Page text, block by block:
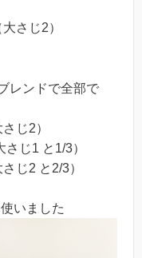
さじ2）
レンドで全部で
2）
と1/3）
2 と2/3）
いました